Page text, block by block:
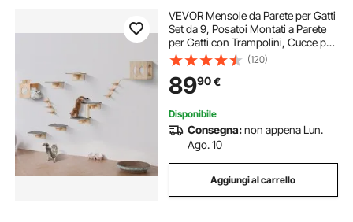
VEVOR Mensole da Parete per Gatti
Set da 9, Posatoi Montati a Parete
per Gatti con Trampolini, Cucce per
gatti, Amache, Set di Mobili da
Parete per Gatti Fino a 18,14 kg per
Dormire, Arrampicarsi
(120)
8990€
Disponibile
Consegna:non appena Lun.
Ago. 10
Aggiungi al carrello